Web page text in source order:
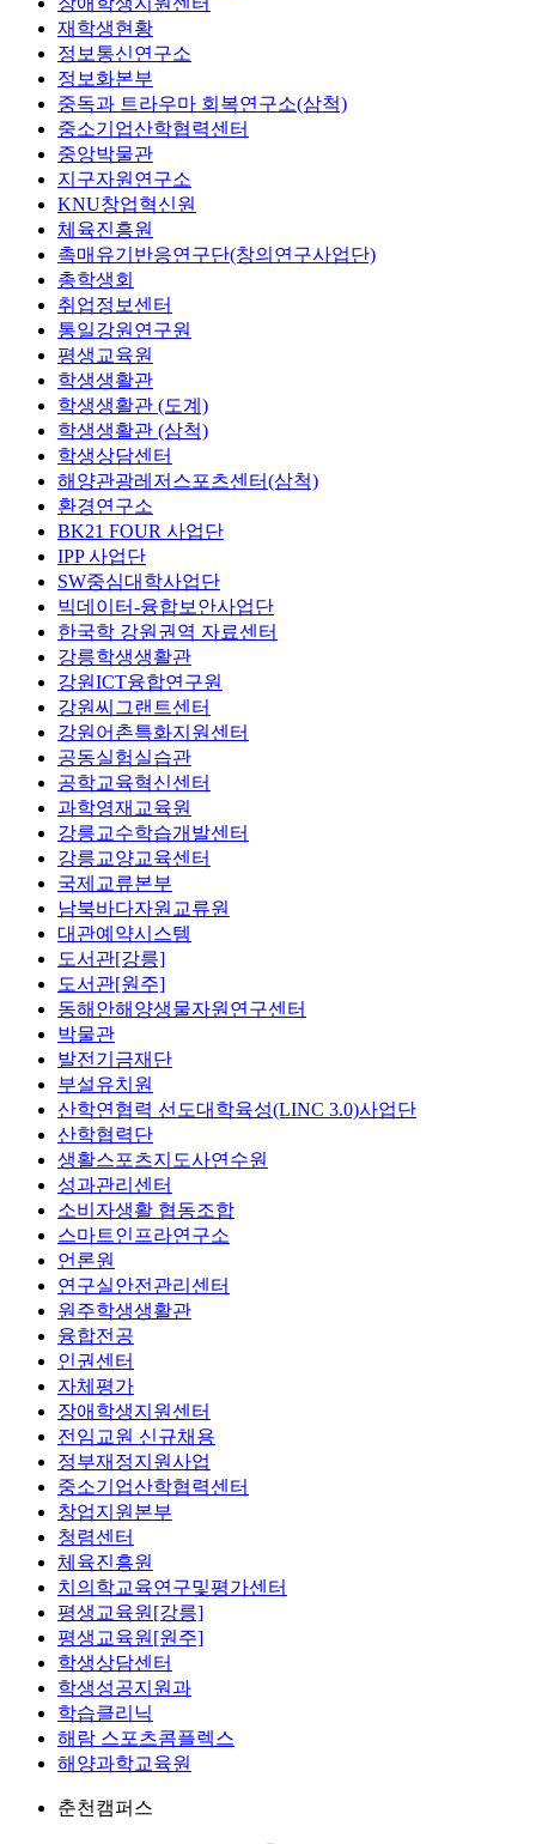
재학생현황
정보통신연구소
정보화본부
중독과 트라우마 회복연구소(삼척)
중소기업산학협력센터
중앙박물관
지구자원연구소
KNU창업혁신원
체육진흥원
촉매유기반응연구단(창의연구사업단)
총학생회
취업정보센터
통일강원연구원
평생교육원
학생생활관
학생생활관 (도계)
학생생활관 (삼척)
학생상담센터
해양관광레저스포츠센터(삼척)
환경연구소
BK21 FOUR 사업단
IPP 사업단
SW중심대학사업단
빅데이터-융합보안사업단
한국학 강원권역 자료센터
강릉학생생활관
강원ICT융합연구원
강원씨그랜트센터
강원어촌특화지원센터
공동실험실습관
공학교육혁신센터
과학영재교육원
강릉교수학습개발센터
강릉교양교육센터
국제교류본부
남북바다자원교류원
대관예약시스템
도서관[강릉]
도서관[원주]
동해안해양생물자원연구센터
박물관
발전기금재단
부설유치원
산학연협력 선도대학육성(LINC 3.0)사업단
산학협력단
생활스포츠지도사연수원
성과관리센터
소비자생활 협동조합
스마트인프라연구소
언론원
연구실안전관리센터
원주학생생활관
융합전공
인권센터
자체평가
장애학생지원센터
전임교원 신규채용
정부재정지원사업
중소기업산학협력센터
창업지원본부
청렴센터
체육진흥원
치의학교육연구및평가센터
평생교육원[강릉]
평생교육원[원주]
학생상담센터
학생성공지원과
학습클리닉
해람 스포츠콤플렉스
해양과학교육원
춘천캠퍼스